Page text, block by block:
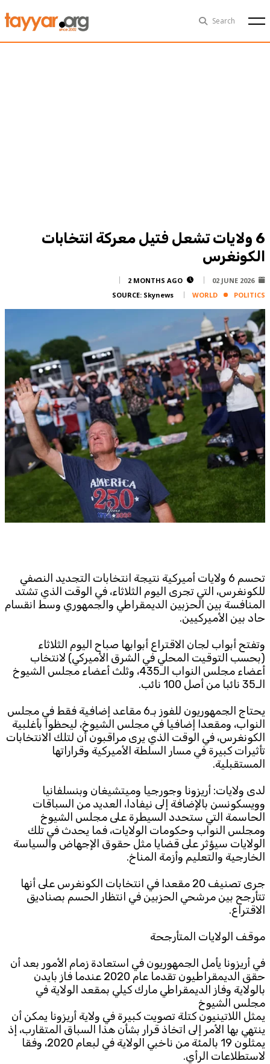
Search
Sun, Aug 9th 29°C
Services
Horoscope
Polls
Jobs
Writers
Legal
Privacy Policy
Terms Of Use
Cookies Policy
TTV
TTV Plus
© 2025. All Rights Reserved. ByKoein
6 ولايات تشعل فتيل معركة انتخابات
الكونغرس
02 JUNE 2026
2 MONTHS AGO
WORLD
POLITICS
SOURCE: Skynews
تحسم 6 ولايات أميركية نتيجة انتخابات التجديد النصفي
للكونغرس، التي تجرى اليوم الثلاثاء، في الوقت الذي تشتد
المنافسة بين الحزبين الديمقراطي والجمهوري وسط انقسام
حاد بين الأميركيين.
وتفتح أبواب لجان الاقتراع أبوابها صباح اليوم الثلاثاء
(بحسب التوقيت المحلي في الشرق الأميركي) لانتخاب
أعضاء مجلس النواب الـ435، وثلث أعضاء مجلس الشيوخ
الـ35 نائبا من أصل 100 نائب.
يحتاج الجمهوريون للفوز بـ6 مقاعد إضافية فقط في مجلس
النواب، ومقعدا إضافيا في مجلس الشيوخ، ليحظوا بأغلبية
الكونغرس، في الوقت الذي يرى مراقبون أن لتلك الانتخابات
تأثيرات كبيرة في مسار السلطة الأميركية وقراراتها
المستقبلية.
لدى ولايات: أريزونا وجورجيا وميتشيغان وبنسلفانيا
وويسكونسن بالإضافة إلى نيفادا، العديد من السباقات
الحاسمة التي ستحدد السيطرة على مجلس الشيوخ
ومجلس النواب وحكومات الولايات، فما يحدث في تلك
الولايات سيؤثر على قضايا مثل حقوق الإجهاض والسياسة
الخارجية والتعليم وأزمة المناخ.
جرى تصنيف 20 مقعدا في انتخابات الكونغرس على أنها
تتأرجح بين مرشحي الحزبين في انتظار الحسم بصناديق
الاقتراع.
موقف الولايات المتأرجحة
في أريزونا يأمل الجمهوريون في استعادة زمام الأمور بعد أن
حقق الديمقراطيون تقدما عام 2020 عندما فاز بايدن
بالولاية وفاز الديمقراطي مارك كيلي بمقعد الولاية في
مجلس الشيوخ
يمثل اللاتينيون كتلة تصويت كبيرة في ولاية أريزونا يمكن أن
ينتهي بها الأمر إلى اتخاذ قرار بشأن هذا السباق المتقارب، إذ
يمثلون 19 بالمئة من ناخبي الولاية في لبعام 2020، وفقا
لاستطلاعات الرأي.